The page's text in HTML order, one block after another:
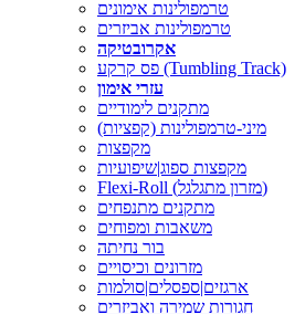
טרמפולינות אימונים
טרמפולינות אביזרים
אקרובטיקה
פס קרקע (Tumbling Track)
עזרי אימון
מתקנים לימודיים
מיני-טרמפולינות (קפציות)
מקפצות
מקפצות ספוג|שיפועיות
Flexi-Roll (מזרון מתגלגל)
מתקנים מתנפחים
משאבות ומפוחים
בור נחיתה
מזרונים וכיסויים
ארגזים|ספסלים|סולמות
חגורות שמירה ואביזרים